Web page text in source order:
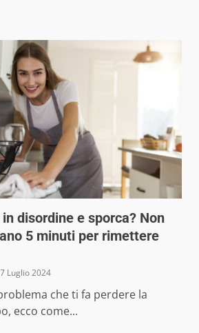
disordine e sporca? Non
5 minuti per rimettere
7 Luglio 2024
che ti fa perdere la
ecco come...